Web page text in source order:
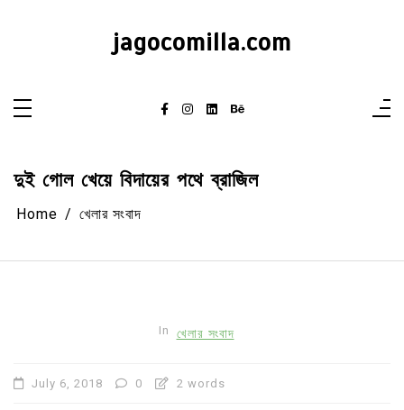
jagocomilla.com
দুই গোল খেয়ে বিদায়ের পথে ব্রাজিল
Home খেলার সংবাদ
In খেলার সংবাদ
July 6, 2018 0 2 words